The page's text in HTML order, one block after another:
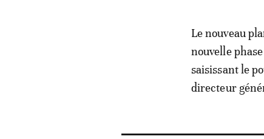
Le nouveau
nouvelle
saisissant le
directeur